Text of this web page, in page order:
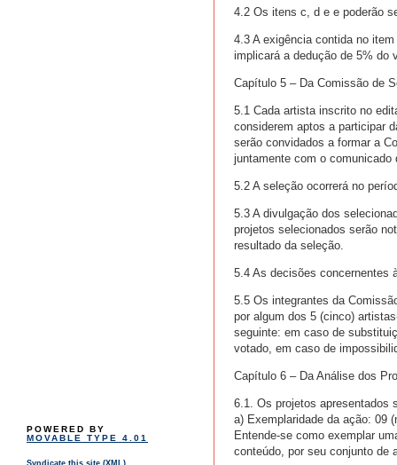
POWERED BY
MOVABLE TYPE 4.01
4.2 Os itens c, d e e poderão
4.3 A exigência contida no
implicará a dedução de 5% do
Capítulo 5 – Da Comissão de
5.1 Cada artista inscrito no
considerem aptos a participar
serão convidados a formar a
juntamente com o
5.2 A seleção ocorrerá no
5.3 A divulgação dos
projetos selecionados serão
resultado da seleção.
5.4 As decisões concernentes
5.5 Os integrantes da
por algum dos 5 (cinco)
seguinte: em caso de
votado, em caso de
Capítulo 6 – Da Análise dos
6.1. Os projetos apresentados
a) Exemplaridade da ação: 09
Entende-se como exemplar
conteúdo, por seu conjunto